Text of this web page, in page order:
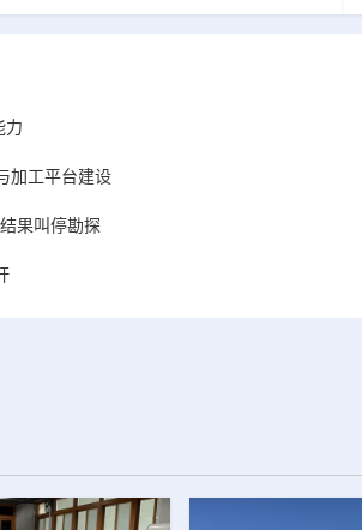
，资管超50亿美元)的跟踪基准，本次
、Kazatomprom、Centrus、Oklo、
、X-energy、三菱重...
力
加工平台建设
果叫停勘探